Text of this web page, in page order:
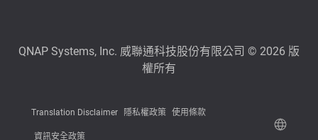
QNAP Systems, Inc. 威聯通科技股份有限公司 © 2026 版
權所有
Translation Disclaimer 隱私權政策 使用條款
資訊安全政策